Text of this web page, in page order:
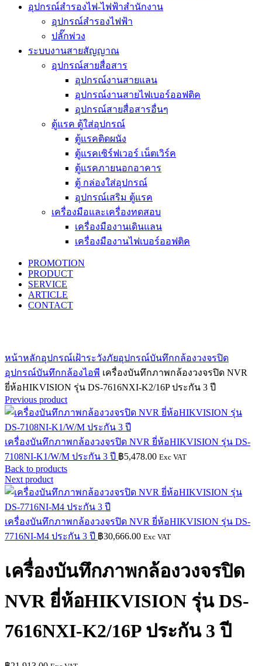
อุปกรณ์สำรองไฟ-ไฟฟ้าสำนักงาน
อุปกรณ์สำรองไฟฟ้า
ปลั๊กพ่วง
ระบบงานสายสัญญาณ
อุปกรณ์สายสื่อสาร
อุปกรณ์งานสายแลน
อุปกรณ์งานสายไฟเบอร์ออฟติค
อุปกรณ์สายสื่อสารอื่นๆ
ตู้แรค ตู้ใส่อุปกรณ์
ตู้แรคติดผนัง
ตู้แรคเซิร์ฟเวอร์ เน็ตเวิร์ค
ตู้แรคภายนอกอาคาร
ตู้ กล่องใส่อุปกรณ์
อุปกรณ์เสริม ตู้แรค
เครื่องมือและเครื่องทดสอบ
เครื่องมืองานเดินแลน
เครื่องมืองานไฟเบอร์ออฟติค
PROMOTION
PRODUCT
SERVICE
ARTICLE
CONTACT
หน้าหลักอุปกรณ์เฝ้าระวังภัยอุปกรณ์บันทึกกล้องวงจรปิด
อุปกรณ์บันทึกกล้องไอพี เครื่องบันทึกภาพกล้องวงจรปิด NVR
ยี่ห้อHIKVISION รุ่น DS-7616NXI-K2/16P ประกัน 3 ปี
Previous product
เครื่องบันทึกภาพกล้องวงจรปิด NVR ยี่ห้อHIKVISION รุ่น DS-
7108NI-K1/W/M ประกัน 3 ปี ฿5,478.00 Exc VAT
Back to products
Next product
เครื่องบันทึกภาพกล้องวงจรปิด NVR ยี่ห้อHIKVISION รุ่น DS-
7716NI-M4 ประกัน 3 ปี ฿30,666.00 Exc VAT
เครื่องบันทึกภาพกล้องวงจรปิด
NVR ยี่ห้อHIKVISION รุ่น DS-
7616NXI-K2/16P ประกัน 3 ปี